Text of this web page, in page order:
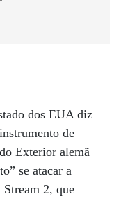
dos EUA diz
de
Exterior alemã
se atacar a
2, que